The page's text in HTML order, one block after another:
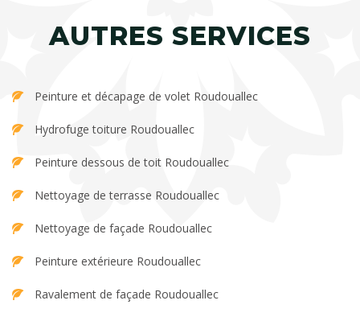
AUTRES SERVICES
Peinture et décapage de volet Roudouallec
Hydrofuge toiture Roudouallec
Peinture dessous de toit Roudouallec
Nettoyage de terrasse Roudouallec
Nettoyage de façade Roudouallec
Peinture extérieure Roudouallec
Ravalement de façade Roudouallec